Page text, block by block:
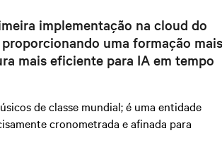
implementação na cloud do
uma formação mais
mais eficiente para IA em tempo
de classe mundial; é uma entidade
cronometrada e afinada para